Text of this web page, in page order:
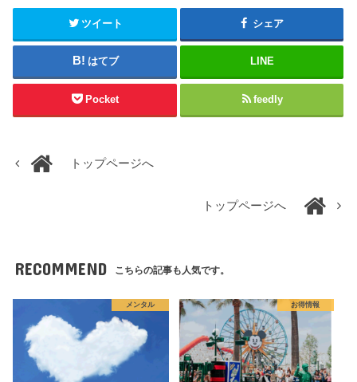
ツイート シェア
はてブ LINE
Pocket feedly
トップページへ
トップページへ
RECOMMEND こちらの記事も人気です。
メンタル お得情報